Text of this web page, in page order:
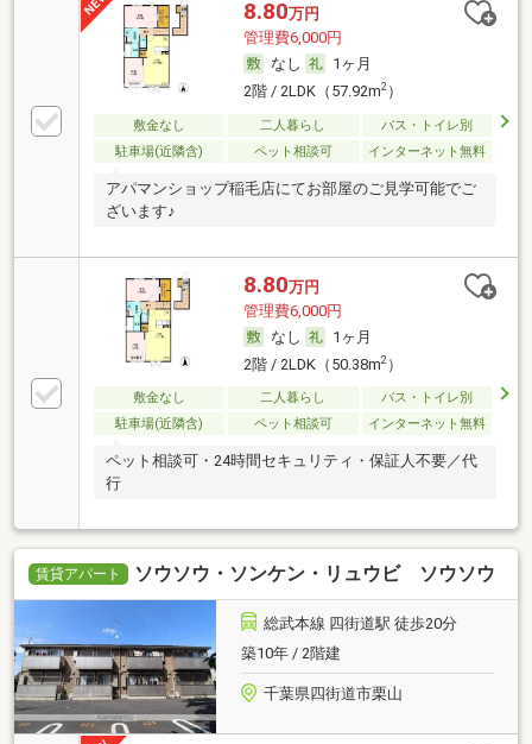
8.80万円
管理費6,000円
なし
1ヶ月
2階 / 2LDK（57.92m2）
敷金なし 二人暮らし
バス・トイレ別
駐車場(近隣含)
ペット相談可 インターネット無料
アパマンショップ稲毛店にてお部屋のご見学可能でご
ざいます♪
8.80万円
管理費6,000円
なし
1ヶ月
2階 / 2LDK（50.38m2）
敷金なし 二人暮らし
バス・トイレ別
駐車場(近隣含)
ペット相談可 インターネット無料
ペット相談可・24時間セキュリティ・保証人不要／代
行
賃貸アパート ソウソウ・ソンケン・リュウビ ソウソウ
総武本線 四街道駅 徒歩20分
築10年 / 2階建
千葉県四街道市栗山